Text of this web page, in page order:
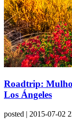
Roadtrip:
Los Ángeles
posted | 2015-07-02